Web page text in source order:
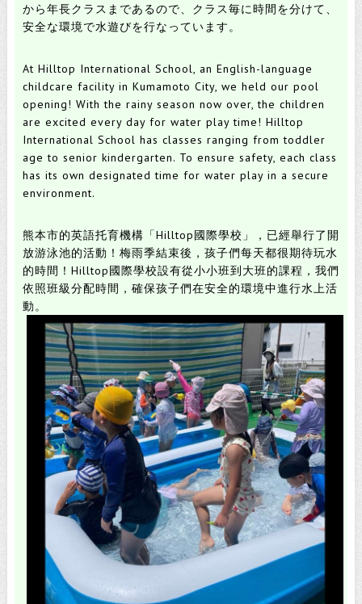
から年長クラスまであるので、 クラス毎に時間を分けて、
安全な環境で水遊びを行なっています。
At Hilltop International School, an English-language
childcare facility in Kumamoto City, we held our pool
opening! With the rainy season now over, the children
are excited every day for water play time! Hilltop
International School has classes ranging from toddler
age to senior kindergarten. To ensure safety, each class
has its own designated time for water play in a secure
environment.
熊本市的英語托育機構「Hilltop國際學校」， 已經舉行了開
放游泳池的活動！ 梅雨季結束後，孩子們每天都很期待玩水
的時間！ Hilltop國際學校設有從小小班到大班的課程， 我們
依照班級分配時間，確保孩子們在安全的環境中進行水上活
動。